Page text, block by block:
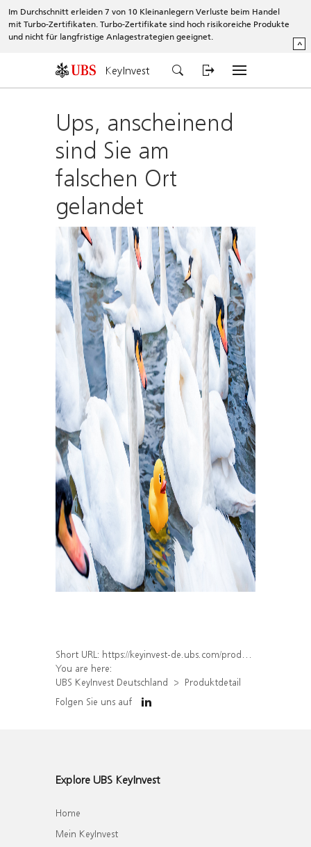
Im Durchschnitt erleiden 7 von 10 Kleinanlegern Verluste beim Handel
mit Turbo-Zertifikaten. Turbo-Zertifikate sind hoch risikoreiche Produkte
und nicht für langfristige Anlagestrategien geeignet.
^
KeyInvest
Ups, anscheinend
sind Sie am
falschen Ort
gelandet
Short URL: https://keyinvest-de.ubs.com/produkt/detail/index/isin/DE000WA6CJ18
You are here:
UBS KeyInvest Deutschland
Produktdetail
Folgen Sie uns auf
Explore UBS KeyInvest
Home
Mein KeyInvest